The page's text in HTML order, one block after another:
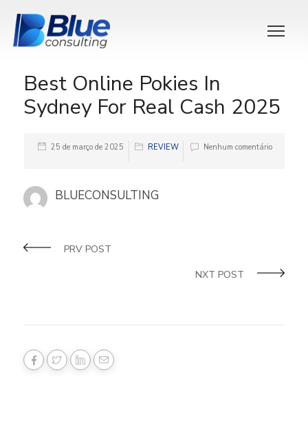
Best Online Pokies In
Sydney For Real Cash 2025
25 de março de 2025 REVIEW Nenhum comentário
BLUECONSULTING
PRV POST
NXT POST